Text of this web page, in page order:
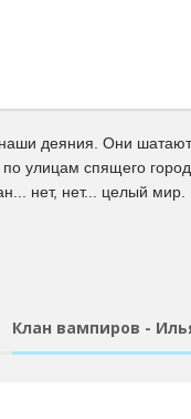
деяния. Они
улицам спящего
нет, нет... целый
Клан вампиров -